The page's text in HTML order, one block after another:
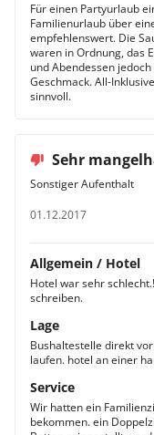
Für einen Partyurlaub
Familienurlaub über
empfehlenswert. Die
waren in Ordnung, das
und Abendessen
Geschmack. All-
sinnvoll.
Sehr
Sonstiger Aufenthalt
01.12.2017
Allgemein / Hotel
Hotel war sehr
schreiben.
Lage
Bushaltestelle direkt
laufen. hotel an einer
Service
Wir hatten ein
bekommen. ein